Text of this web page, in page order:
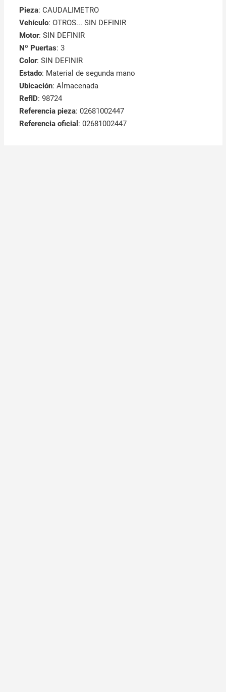
Pieza: CAUDALIMETRO
Vehículo: OTROS... SIN DEFINIR
Motor: SIN DEFINIR
Nº Puertas: 3
Color: SIN DEFINIR
Estado: Material de segunda mano
Ubicación: Almacenada
RefID: 98724
Referencia pieza: 02681002447
Referencia oficial : 02681002447